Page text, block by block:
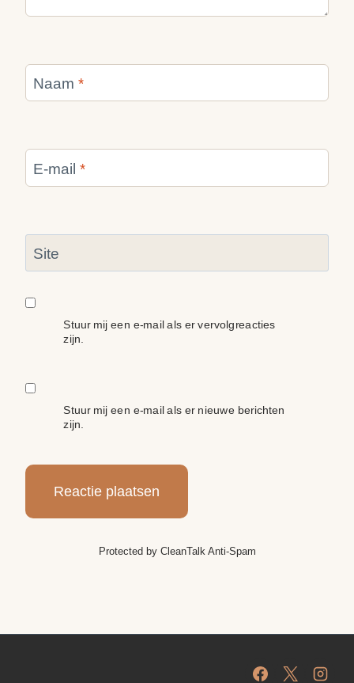
Naam *
E-mail *
Site
Stuur mij een e-mail als er vervolgreacties
zijn.
Stuur mij een e-mail als er nieuwe berichten
zijn.
Protected by CleanTalk Anti-Spam